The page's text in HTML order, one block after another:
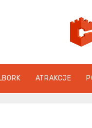
ATRAKCJE